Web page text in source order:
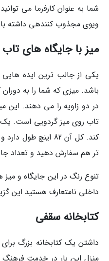
شما به عنوان کارفرما می
ویوی مجذوب کنندهی داشته
میز با جایگاه های تاب
یکی از جالب ترین ایده هایی
باشد. میزی که شما را به
در دو زاویه را می دهند.
کند. کل آن 82
تر هم سفارش دهید و تعداد جایگاه ها را به
تنوع رنگ در این جایگاه و
داخلی نامتعارف هستید این
کتابخانه سقفی
داشتن یک کتابخانه بزرگ
منزل این بار در خدمت فرهنگ